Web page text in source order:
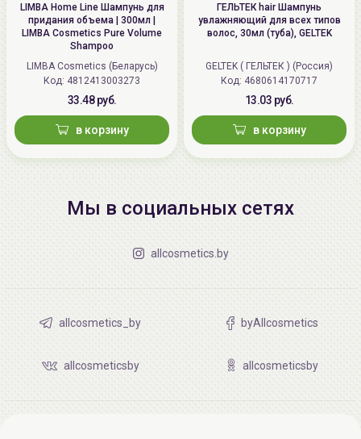
LIMBA Home Line Шампунь для
придания объема | 300мл |
LIMBA Cosmetics Pure Volume
Shampoo
LIMBA Cosmetics (Беларусь)
Код: 4812413003273
33.48 руб.
в корзину
ГЕЛЬТЕК hair Шампунь
увлажняющий для всех типов
волос, 30мл (туба), GELTEK
GELTEK ( ГЕЛЬТЕК ) (Россия)
Код: 4680614170717
13.03 руб.
в корзину
Мы в социальных сетях
allcosmetics.by
allcosmetics_by byAllcosmetics
allcosmeticsby allcosmeticsby